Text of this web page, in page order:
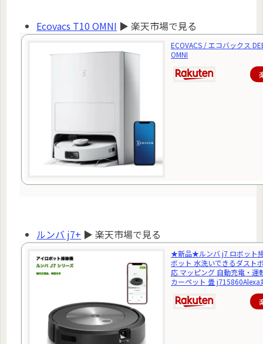
Ecovacs T10 OMNI ▶ 楽天市場で見る
ECOVACS / エコバックス
OMNI
ルンバ j7+ ▶ 楽天市場で見る
★新品★ルンバ j7 ロボット
ボット 水洗いできるダスト
応 マッピング 自動充電・運
カーペット 畳 j715860Alexa